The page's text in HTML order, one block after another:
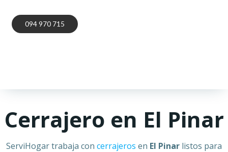
094 970 715
Cerrajero en El Pinar
ServiHogar trabaja con cerrajeros en El Pinar listos para